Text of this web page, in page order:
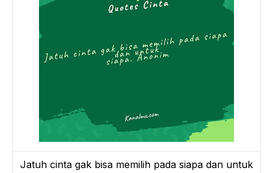
Jatuh cinta gak bisa memilih pada siapa dan untuk